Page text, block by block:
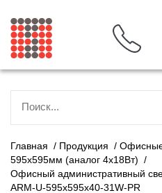
Главная / Продукция / Офисные
595х595мм (аналог 4х18Вт) /
Офисный административный
ARM-U-595x595x40-31W-PR